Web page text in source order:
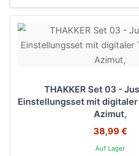
THAKKER Set 03 -
Einstellungsset mit digitaler
Azimut,
38,99 €
Auf Lager